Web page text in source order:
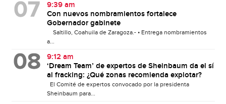
9:39 am
Con nuevos nombramientos fortalece
Gobernador gabinete
Saltillo, Coahuila de Zaragoza.- • Entrega nombramientos
a...
9:12 am
‘Dream Team’ de expertos de Sheinbaum da el sí
al fracking: ¿Qué zonas recomienda explotar?
El Comité de expertos convocado por la presidenta
Sheinbaum para...